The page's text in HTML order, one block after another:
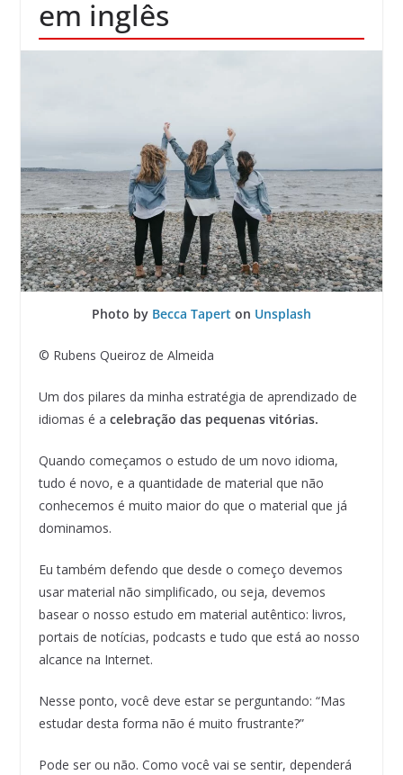
em inglês
Photo by Becca Tapert on Unsplash
© Rubens Queiroz de Almeida
Um dos pilares da minha estratégia de aprendizado de
idiomas é a celebração das pequenas vitórias.
Quando começamos o estudo de um novo idioma,
tudo é novo, e a quantidade de material que não
conhecemos é muito maior do que o material que já
dominamos.
Eu também defendo que desde o começo devemos
usar material não simplificado, ou seja, devemos
basear o nosso estudo em material autêntico: livros,
portais de notícias, podcasts e tudo que está ao nosso
alcance na Internet.
Nesse ponto, você deve estar se perguntando: “Mas
estudar desta forma não é muito frustrante?”
Pode ser ou não. Como você vai se sentir, dependerá